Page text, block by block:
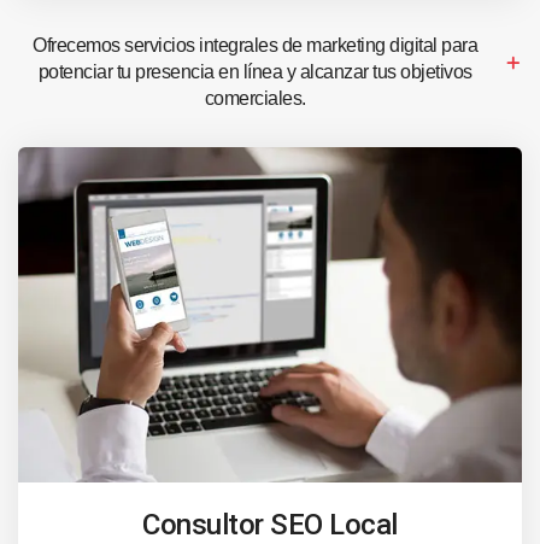
Ofrecemos servicios integrales de marketing digital para
potenciar tu presencia en línea y alcanzar tus objetivos
comerciales.
Consultor SEO Local